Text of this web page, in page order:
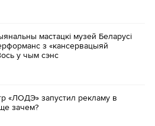
мастацкі музей Беларусі
з «кансервацыяй
у чым сэнс
«ЛОДЭ» запустил рекламу в
зачем?